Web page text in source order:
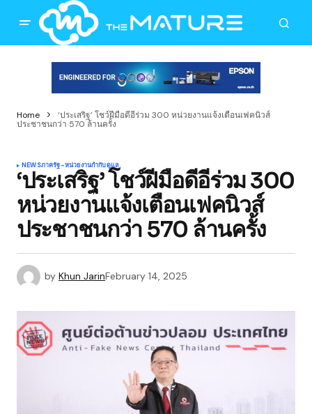
Home
‘ประเสริฐ’ โชว์ฝีมือดีอีร่วม 300 หน่วยงานแจ้งเตือนเฟคนิวส์
ประชาชนกว่า 570 ล้านครั้ง
NEWSภาครัฐ-หน่วยงานกำกับดูแล
‘ประเสริฐ’ โชว์ฝีมือดีอีร่วม 300
หน่วยงานแจ้งเตือนเฟคนิวส์
ประชาชนกว่า 570 ล้านครั้ง
by Khun JarinFebruary 14, 2025